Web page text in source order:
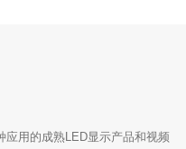
应用的成熟LED显示产品和视频